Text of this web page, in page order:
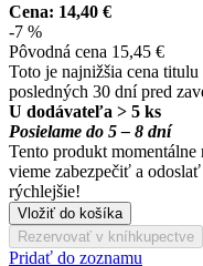
Cena: 14,40 €
-7 %
Pôvodná cena 15,45 €
Toto je najnižšia cena
posledných 30 dní pred
U dodávateľa > 5 ks
Posielame do 5 – 8 dní
Tento produkt momentálne
vieme zabezpečiť a
rýchlejšie!
Vložiť do košíka
Rezervovať v kníhkupectve
Pridať do zoznamu